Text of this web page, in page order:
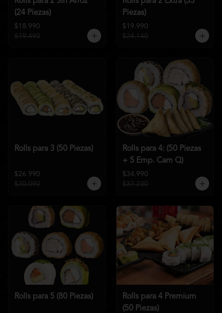
(24 Piezas)
$18.990
$19.490
Piezas)
$19.990
$24.140
Rolls para 3 (50 Piezas)
$26.990
$30.090
Rolls para 4: (50 Piezas
+ 5 Emp. Cam Q)
$34.990
$37.230
Rolls para 5 (80 Piezas)
Rolls para 4 Premium
(50 Piezas)